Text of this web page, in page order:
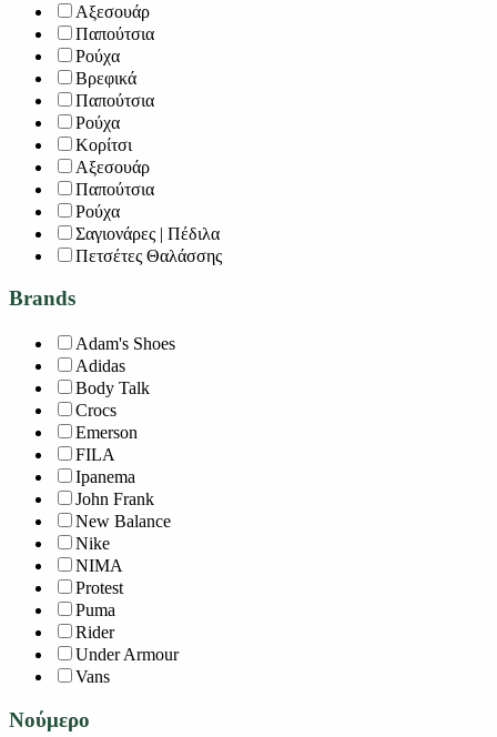
Αξεσουάρ
Παπούτσια
Ρούχα
Βρεφικά
Παπούτσια
Ρούχα
Κορίτσι
Αξεσουάρ
Παπούτσια
Ρούχα
Σαγιονάρες | Πέδιλα
Πετσέτες Θαλάσσης
Brands
Adam's Shoes
Adidas
Body Talk
Crocs
Emerson
FILA
Ipanema
John Frank
New Balance
Nike
NIMA
Protest
Puma
Rider
Under Armour
Vans
Νούμερο